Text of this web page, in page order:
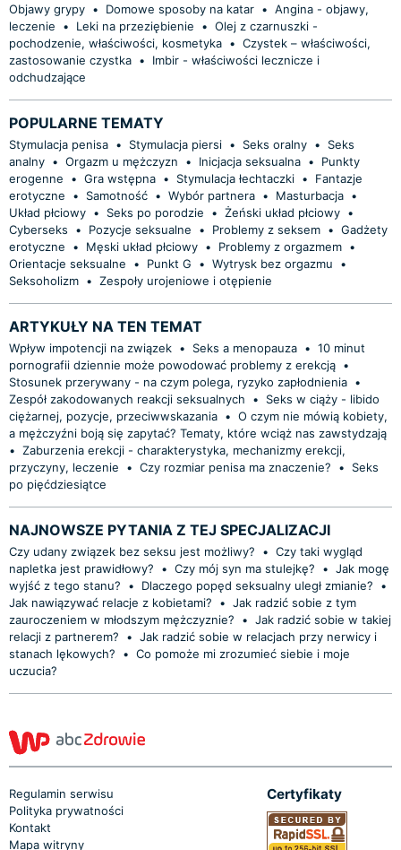
Objawy grypy • Domowe sposoby na katar • Angina - objawy,
leczenie
• Leki na przeziębienie • Olej z czarnuszki -
pochodzenie, właściwości, kosmetyka • Czystek – właściwości,
zastosowanie czystka •
Imbir - właściwości lecznicze i
odchudzające
POPULARNE TEMATY
Stymulacja penisa • Stymulacja piersi • Seks oralny •
Seks
analny • Orgazm u mężczyzn • Inicjacja seksualna •
Punkty
erogenne
• Gra wstępna • Stymulacja łechtaczki •
Fantazje
erotyczne
• Samotność • Wybór partnera • Masturbacja •
Układ płciowy • Seks po porodzie • Żeński układ płciowy •
Cyberseks
• Pozycje seksualne • Problemy z seksem • Gadżety
erotyczne
• Męski układ płciowy • Problemy z orgazmem •
Orientacje seksualne
• Punkt G • Wytrysk bez orgazmu
•
Seksoholizm • Zespoły urojeniowe i otępienie
ARTYKUŁY NA TEN TEMAT
Wpływ impotencji na związek • Seks a menopauza • 10 minut
pornografii dziennie może powodować problemy z erekcją •
Stosunek przerywany - na czym polega, ryzyko zapłodnienia •
Zespół zakodowanych reakcji seksualnych
•
Seks w ciąży - libido
ciężarnej, pozycje, przeciwwskazania • O czym nie mówią kobiety,
a mężczyźni boją się zapytać? Tematy, które wciąż nas zawstydzają
• Zaburzenia erekcji - charakterystyka, mechanizmy erekcji,
przyczyny, leczenie
• Czy rozmiar penisa ma znaczenie? •
Seks
po pięćdziesiątce
NAJNOWSZE PYTANIA Z TEJ SPECJALIZACJI
Czy udany związek bez seksu jest możliwy? • Czy taki wygląd
napletka jest prawidłowy?
• Czy mój syn ma stulejkę? • Jak mogę
wyjść z tego stanu?
• Dlaczego popęd seksualny uległ zmianie?
•
Jak nawiązywać relacje z kobietami?
• Jak radzić sobie z tym
zauroczeniem w młodszym mężczyznie?
• Jak radzić sobie w takiej
relacji z partnerem?
• Jak radzić sobie w relacjach przy nerwicy i
stanach lękowych?
• Co pomoże mi zrozumieć siebie i moje
uczucia?
Regulamin serwisu
Polityka prywatności
Kontakt
Mapa witryny
Certyfikaty